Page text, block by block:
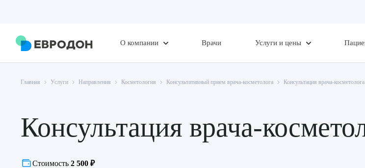
О компании Врачи Услуги и цены
Главная Услуги Направления Косметология Консультативный прием врача-косметолога Консультация врача-
Консультация врача-
Стоимость 2 500 ₽